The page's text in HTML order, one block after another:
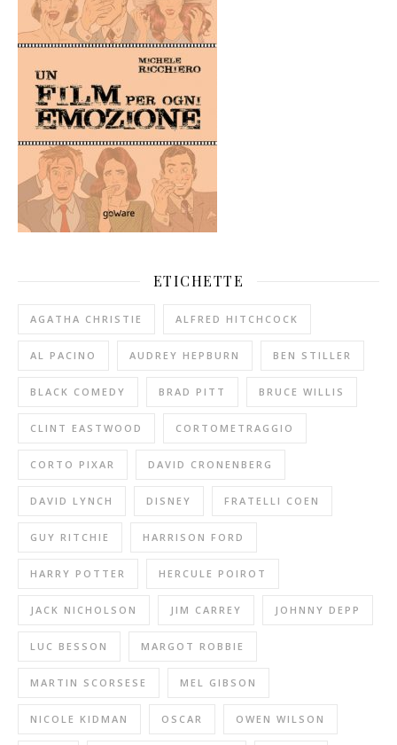
ETICHETTE
AGATHA CHRISTIE ALFRED HITCHCOCK
AL PACINO AUDREY HEPBURN BEN STILLER
BLACK COMEDY BRAD PITT BRUCE WILLIS
CLINT EASTWOOD CORTOMETRAGGIO
CORTO PIXAR DAVID CRONENBERG
DAVID LYNCH DISNEY FRATELLI COEN
GUY RITCHIE HARRISON FORD
HARRY POTTER HERCULE POIROT
JACK NICHOLSON JIM CARREY JOHNNY DEPP
LUC BESSON MARGOT ROBBIE
MARTIN SCORSESE MEL GIBSON
NICOLE KIDMAN OSCAR OWEN WILSON